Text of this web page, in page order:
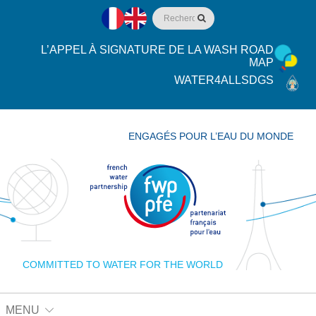
L’APPEL À SIGNATURE DE LA WASH ROAD
MAP
WATER4ALLSDGS
COMMITTED TO WATER FOR THE WORLD
ENGAGÉS POUR L’EAU DU MONDE
MENU